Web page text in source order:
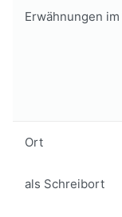
Erwähnungen
Ort
als Schreibort